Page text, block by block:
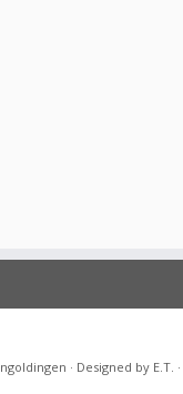
· Designed by E.T. ·